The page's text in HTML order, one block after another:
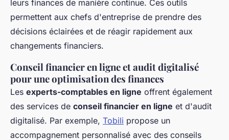
leurs finances de manière continue. Ces outils
permettent aux chefs d'entreprise de prendre des
décisions éclairées et de réagir rapidement aux
changements financiers.
Conseil financier en ligne et audit digitalisé
pour une optimisation des finances
Les experts-comptables en ligne offrent également
des services de conseil financier en ligne et d'audit
digitalisé. Par exemple, Tobili propose un
accompagnement personnalisé avec des conseils